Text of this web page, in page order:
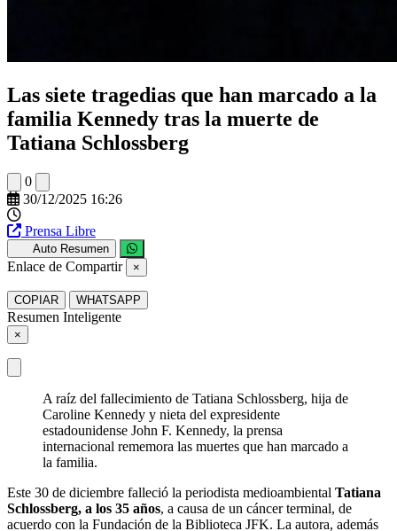
Las siete tragedias que han marcado a la
familia Kennedy tras la muerte de
Tatiana Schlossberg
0
30/12/2025 16:26
Prensa Libre
Auto Resumen
Enlace de Compartir ×
COPIAR WHATSAPP
Resumen Inteligente
×
A raíz del fallecimiento de Tatiana Schlossberg, hija de
Caroline Kennedy y nieta del expresidente
estadounidense John F. Kennedy, la prensa
internacional rememora las muertes que han marcado a
la familia.
Este 30 de diciembre falleció la periodista medioambiental Tatiana
Schlossberg, a los 35 años, a causa de un cáncer terminal, de
acuerdo con la Fundación de la Biblioteca JFK. La autora, además